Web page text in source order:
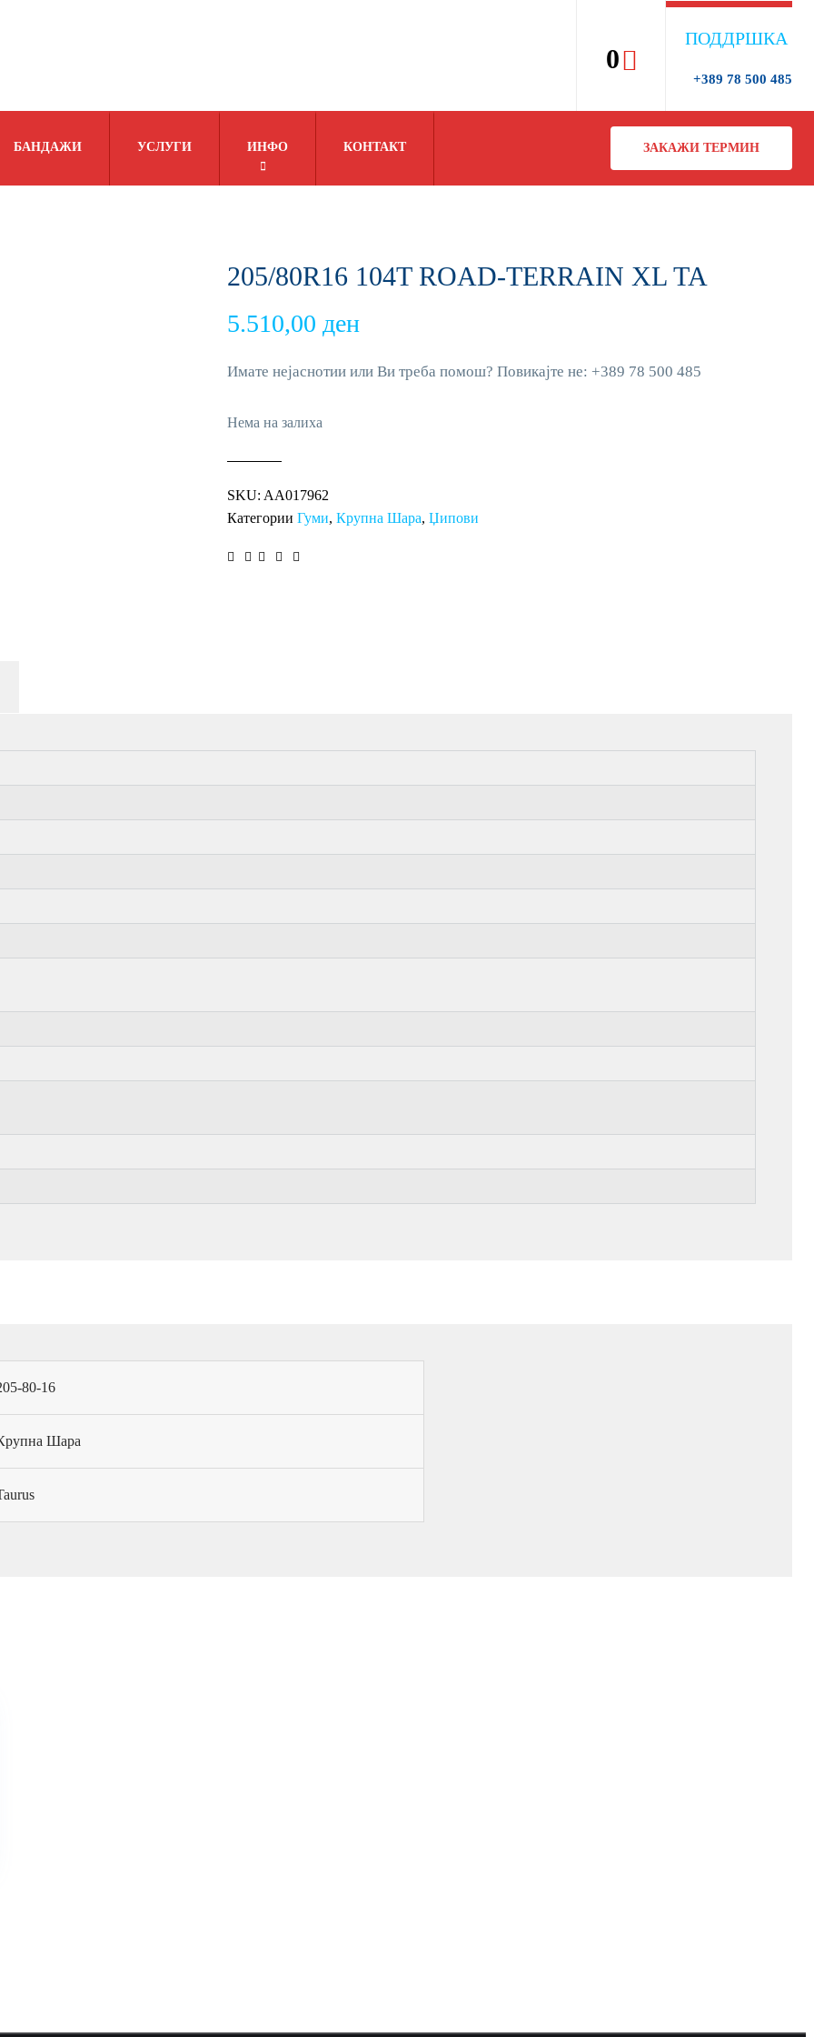
0
ПОДДРШКА
+389 78 500 485
ЗАКАЖИ ТЕРМИН
БАНДАЖИ УСЛУГИ ИНФО КОНТАКТ
205/80R16 104T ROAD-TERRAIN XL TA
5.510,00 ден
Имате нејаснотии или Ви треба помош? Повикајте не: +389 78 500 485
Нема на залиха
SKU: AA017962
Категории Гуми, Крупна Шара, Џипови
80-16
Шара